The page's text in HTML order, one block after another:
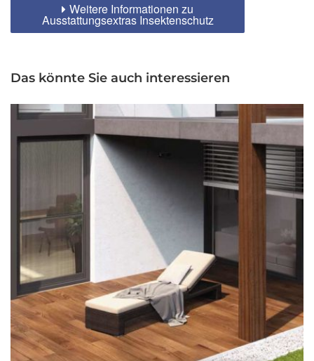
Weitere Informationen zu
Ausstattungsextras Insektenschutz
Das könnte Sie auch interessieren